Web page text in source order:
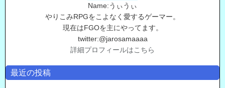
Name:うぃうぃ
やりこみRPGをこよなく愛するゲーマー。
現在はFGOを主にやってます。
twitter:@jarosamaaaa
詳細プロフィールはこちら
最近の投稿